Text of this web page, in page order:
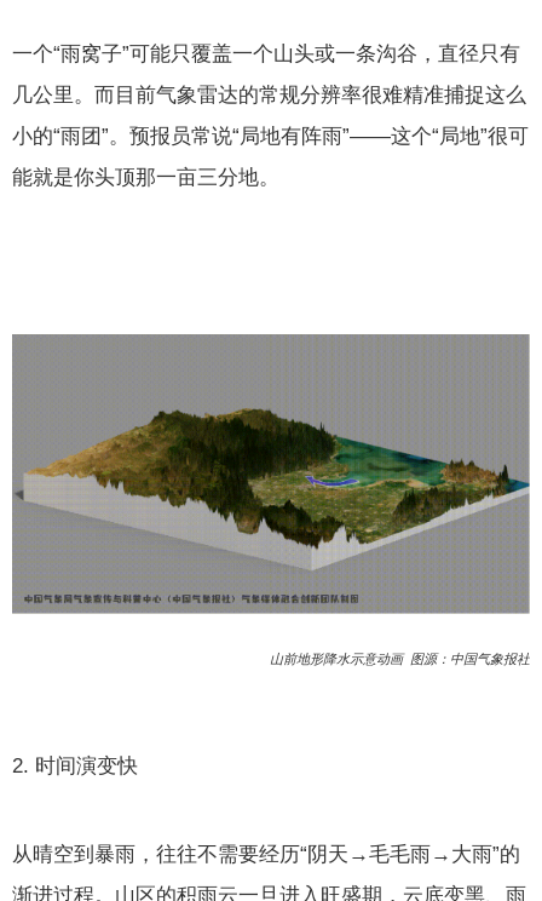
一个“雨窝子”可能只覆盖一个山头或一条沟谷，直径只有
几公里。而目前气象雷达的常规分辨率很难精准捕捉这么
小的“雨团”。预报员常说“局地有阵雨”——这个“局地”很可
能就是你头顶那一亩三分地。
山前地形降水示意动画 图源：中国气象报社
2. 时间演变快
从晴空到暴雨，往往不需要经历“阴天→毛毛雨→大雨”的
渐进过程。山区的积雨云一旦进入旺盛期，云底变黑、雨